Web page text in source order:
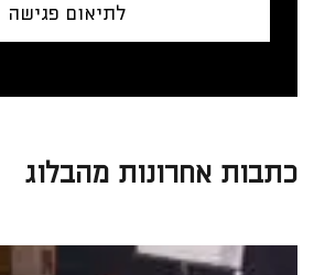
לתיאום פגישה
כתבות אחרונות מהבלוג